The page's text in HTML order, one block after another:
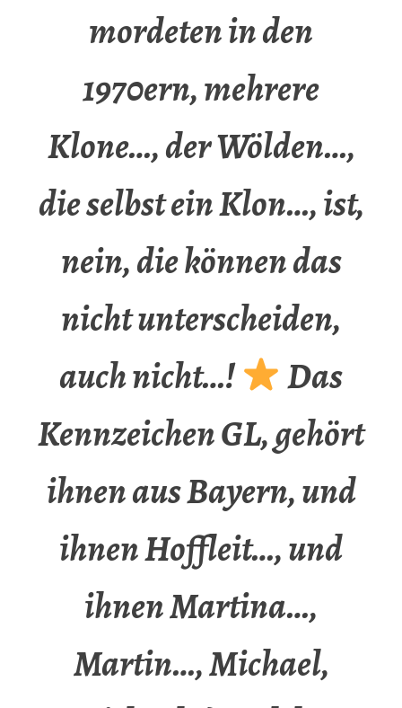
mordeten in den
1970ern, mehrere
Klone…, der Wölden…,
die selbst ein Klon…, ist,
nein, die können das
nicht unterscheiden,
auch nicht…!
Das
Kennzeichen GL, gehört
ihnen aus Bayern, und
ihnen Hoffleit…, und
ihnen Martina…,
Martin…, Michael,